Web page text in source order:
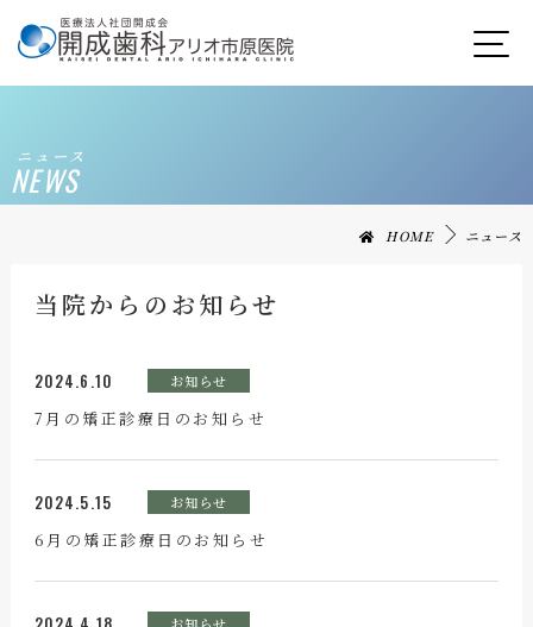
ニュース
NEWS
HOME ニュース
当院からのお知らせ
2024.6.10 お知らせ
7月の矯正診療日のお知らせ
2024.5.15 お知らせ
6月の矯正診療日のお知らせ